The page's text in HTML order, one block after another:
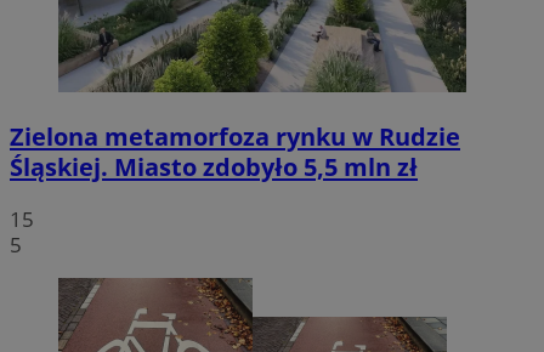
Zielona metamorfoza rynku w Rudzie
Śląskiej. Miasto zdobyło 5,5 mln zł
15
5